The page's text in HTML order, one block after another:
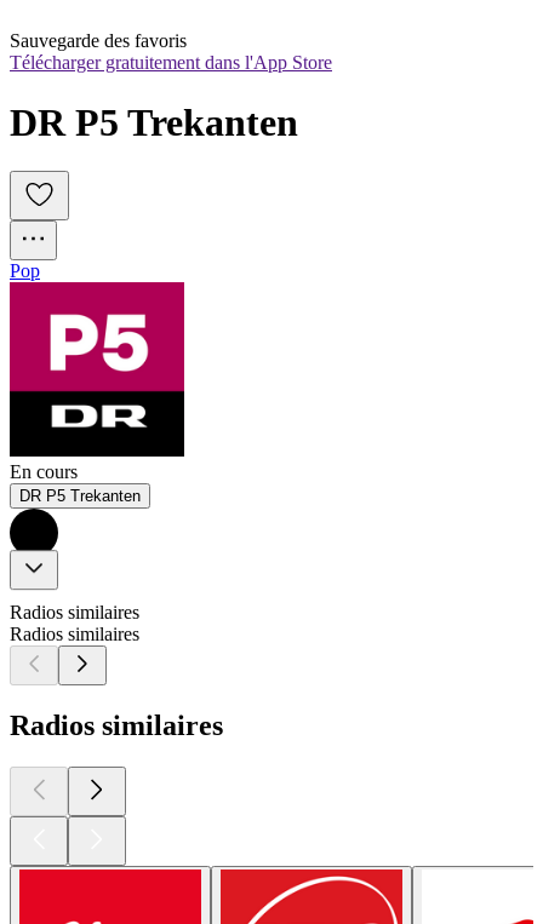
Sauvegarde des favoris
Télécharger gratuitement dans l'App Store
DR P5 Trekanten
Pop
En cours
DR P5 Trekanten
Radios similaires
Radios similaires
Radios similaires